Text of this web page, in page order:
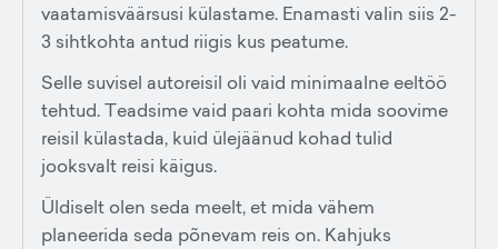
vaatamisväärsusi külastame. Enamasti valin siis 2-
3 sihtkohta antud riigis kus peatume.
Selle suvisel autoreisil oli vaid minimaalne eeltöö
tehtud. Teadsime vaid paari kohta mida soovime
reisil külastada, kuid ülejäänud kohad tulid
jooksvalt reisi käigus.
Üldiselt olen seda meelt, et mida vähem
planeerida seda põnevam reis on. Kahjuks